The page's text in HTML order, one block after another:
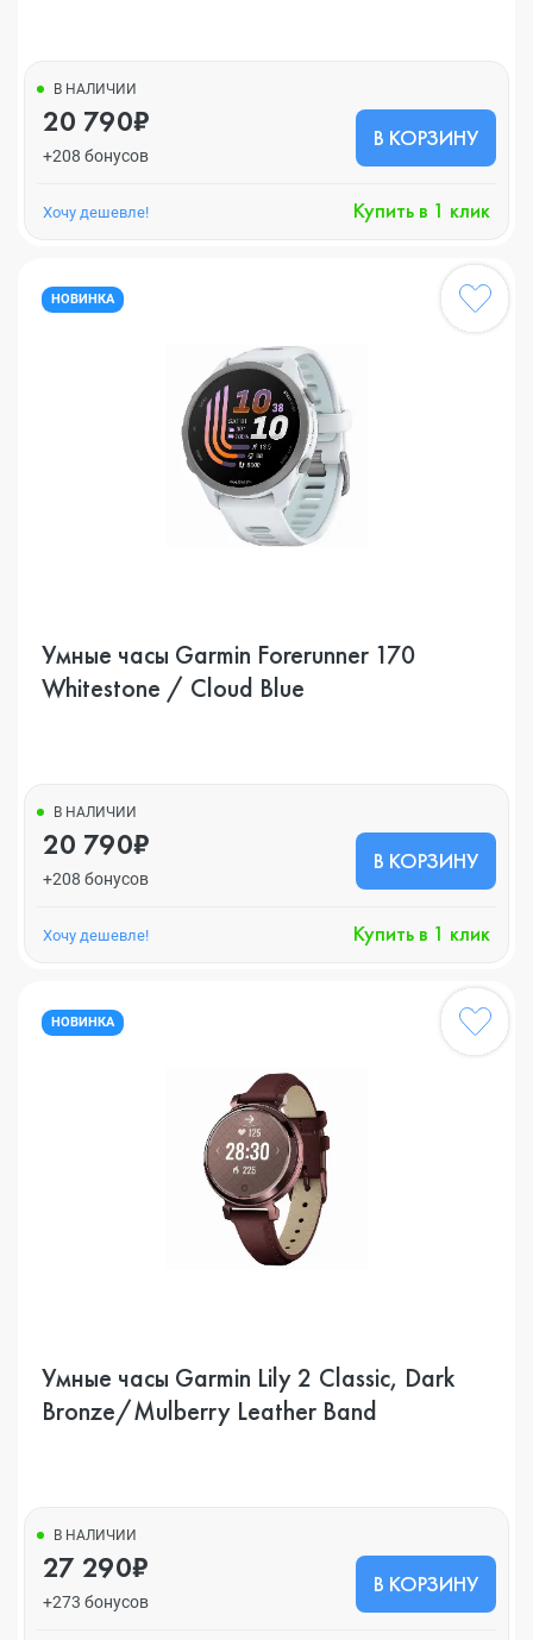
В НАЛИЧИИ
20 790₽
+208 бонусов
В КОРЗИНУ
Хочу дешевле! Купить в 1 клик
НОВИНКА
Умные часы Garmin Forerunner 170
Whitestone / Cloud Blue
В НАЛИЧИИ
20 790₽
+208 бонусов
В КОРЗИНУ
Хочу дешевле! Купить в 1 клик
НОВИНКА
Умные часы Garmin Lily 2 Classic, Dark
Bronze/Mulberry Leather Band
В НАЛИЧИИ
27 290₽
+273 бонусов
В КОРЗИНУ